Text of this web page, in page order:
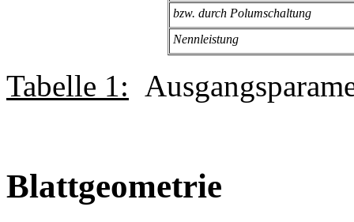
bzw. durch Polumschaltung
Nennleistung
Tabelle 1:
Blattgeometrie